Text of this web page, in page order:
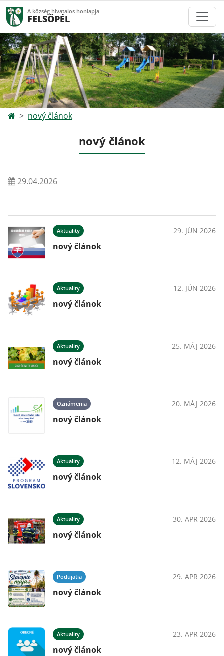
A község hivatalos honlapja
FELSŐPÉL
nový článok
nový článok
29.04.2026
Aktuality 29. JÚN 2026
nový článok
Aktuality 12. JÚN 2026
nový článok
Aktuality 25. MÁJ 2026
nový článok
Oznámenia 20. MÁJ 2026
nový článok
Aktuality 12. MÁJ 2026
nový článok
Aktuality 30. APR 2026
nový článok
Podujatia 29. APR 2026
nový článok
Aktuality 23. APR 2026
nový článok